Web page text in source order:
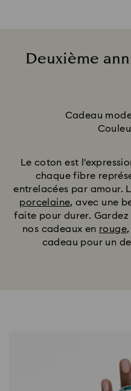
Deuxième
Cadeau
Le coton est
chaque fibre
entrelacées par amour.
porcelaine, avec une
faite pour durer.
nos cadeaux en rouge
cadeau pour un